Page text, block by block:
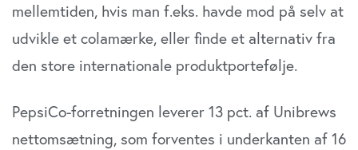
mellemtiden, hvis man f.eks. havde mod på selv at
udvikle et colamærke, eller finde et alternativ fra
den store internationale produktportefølje.
PepsiCo-forretningen leverer 13 pct. af Unibrews
nettomsætning, som forventes i underkanten af 16